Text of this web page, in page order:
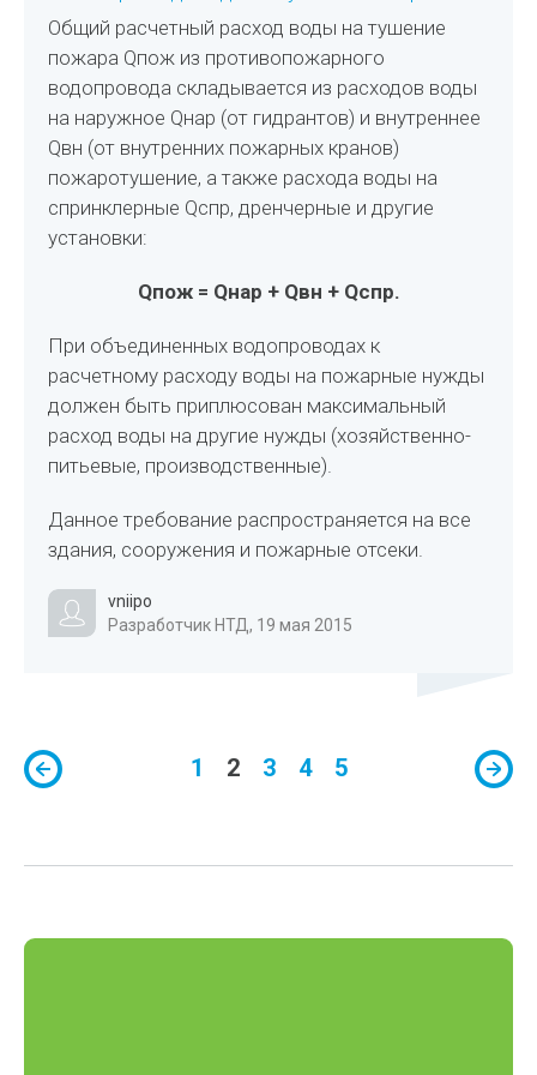
Общий расчетный расход воды на тушение
пожара Qпож из противопожарного
водопровода складывается из расходов воды
на наружное Qнар (от гидрантов) и внутреннее
Qвн (от внутренних пожарных кранов)
пожаротушение, а также расхода воды на
спринклерные Qспр, дренчерные и другие
установки:
Qпож = Qнар + Qвн + Qспр.
При объединенных водопроводах к
расчетному расходу воды на пожарные нужды
должен быть приплюсован максимальный
расход воды на другие нужды (хозяйственно-
питьевые, производственные).
Данное требование распространяется на все
здания, сооружения и пожарные отсеки.
vniipo
Разработчик НТД, 19 мая 2015
1 2 3 4 5